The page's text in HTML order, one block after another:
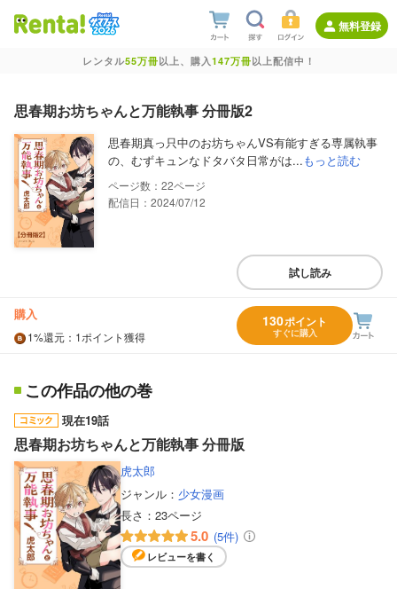
無料登録
レンタル55万冊以上、購入147万冊以上配信中！
思春期お坊ちゃんと万能執事 分冊版2
思春期真っ只中のお坊ちゃんVS有能すぎる専属執事
の、むずキュンなドタバタ日常がは...もっと読む
22
配信日：2024/07/12
試し読み
購入
1%還元 ：1ポイント獲得
130ポイント
すぐに購入
この作品の他の巻
現在19話
思春期お坊ちゃんと万能執事 分冊版
虎太郎
ジャンル： 少女漫画
長さ： 23ページ
5.0 (5件)
レビューを書く